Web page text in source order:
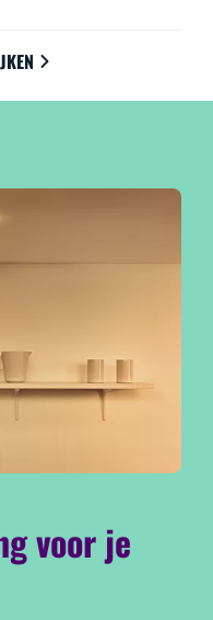
met WiFi via de
voor je